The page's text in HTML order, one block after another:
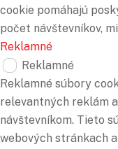
cookie pomáhajú
počet návštevníkov,
Reklamné
Reklamné
Reklamné súbory
relevantných reklám
návštevníkom. Tieto
webových stránkach